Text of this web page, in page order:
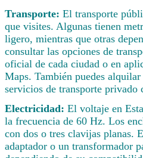
Transporte: El transporte
que visites. Algunas tienen
ligero, mientras que otras
consultar las opciones de
oficial de cada ciudad o en
Maps. También puedes
servicios de transporte
Electricidad: El voltaje en
la frecuencia de 60 Hz. Los
con dos o tres clavijas planas.
adaptador o un transformador